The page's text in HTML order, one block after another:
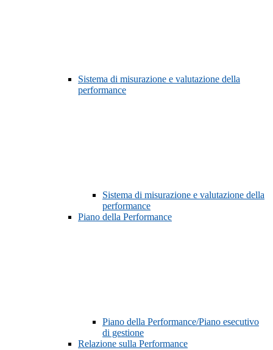
Sistema di misurazione e valutazione della
performance
Sistema di misurazione e valutazione della
performance
Piano della Performance
Piano della Performance/Piano esecutivo
di gestione
Relazione sulla Performance